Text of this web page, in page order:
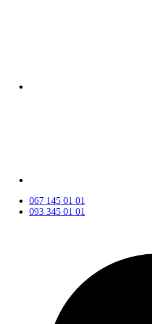
067 145 01 01
093 345 01 01